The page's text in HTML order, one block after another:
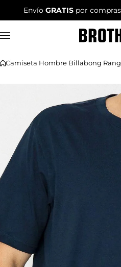
Envío GRATISpor compras
Camiseta Hombre Billabong